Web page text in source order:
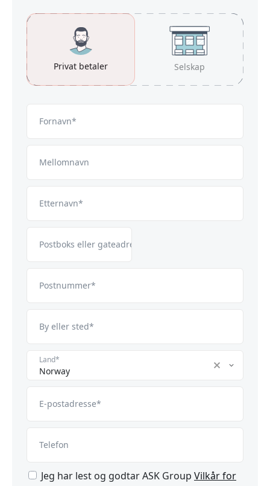
Privat betaler Selskap
Fornavn*
Mellomnavn
Etternavn*
Postboks eller gateadresse*
Postnummer*
By eller sted*
Land*
Norway
E-postadresse*
Telefon
Jeg har lest og godtar ASK Group Vilkår for